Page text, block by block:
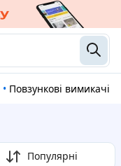
• Повзункові вимикачі
Популярні